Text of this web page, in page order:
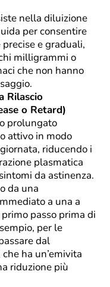
nella diluizione
per consentire
e graduali,
milligrammi o
che non hanno
Rilascio
o Retard)
prolungato
attivo in modo
riducendo i
plasmatica
da astinenza.
da una
a una a
passo prima di
per le
dal
ha un’emivita
riduzione più